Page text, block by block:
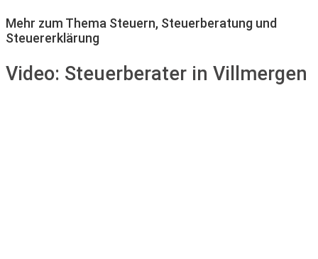
Mehr zum Thema Steuern, Steuerberatung und
Steuererklärung
Video: Steuerberater in Villmergen